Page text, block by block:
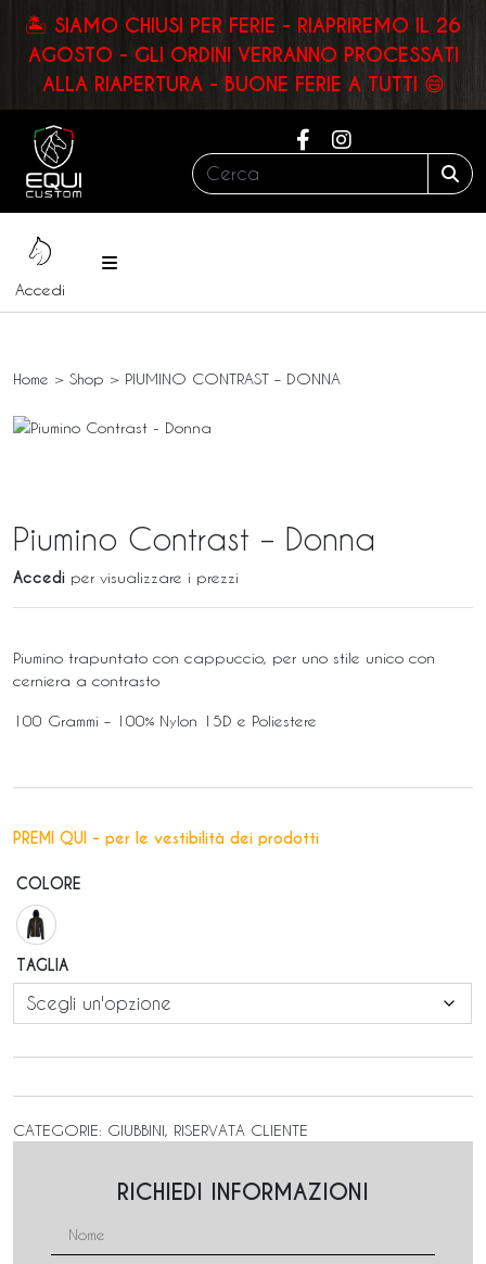
🏝️ SIAMO CHIUSI PER FERIE - RIAPRIREMO IL 26
AGOSTO - GLI ORDINI VERRANNO PROCESSATI
ALLA RIAPERTURA - BUONE FERIE A TUTTI 😄
Cerca:
Accedi
Menu
Home > Shop > PIUMINO CONTRAST – DONNA
Piumino Contrast – Donna
Accedi per visualizzare i prezzi
Piumino trapuntato con cappuccio, per uno stile unico con
cerniera a contrasto
100 Grammi – 100% Nylon 15D e Poliestere
PREMI QUI - per le vestibilità dei prodotti
COLORE
TAGLIA
CATEGORIE: GIUBBINI, RISERVATA CLIENTE
RICHIEDI INFORMAZIONI